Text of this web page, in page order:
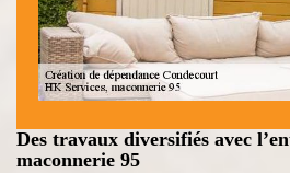
Des travaux diversifiés avec
maconnerie 95